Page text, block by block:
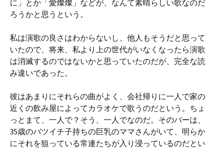
に」とか「愛燦燦」などが、なんて素晴らしい歌なのだ
ろうかと思うという。
私は演歌の良さはわからないし、他人もそうだと思って
いたので、将来、私より上の世代がいなくなったら演歌
は消滅するのではないかと思っていたのだが、完全な読
み違いであった。
彼はあまりにそれらの曲がよく、会社帰りに一人で家の
近くの飲み屋によってカラオケで歌うのだという。ちょ
っとまて、一人で？そう、一人でなのだ。そのバーは、
35歳のバツイチ子持ちの巨乳のママさんがいて、明らか
にそれを狙っている常連たちが入り浸っているのだとい